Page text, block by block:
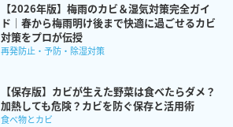
【2026年版】梅雨のカビ＆湿気対策完全ガイ
ド｜春から梅雨明け後まで快適に過ごせるカビ
対策をプロが伝授
再発防止・予防・除湿対策
【保存版】カビが生えた野菜は食べたらダメ？
加熱しても危険？カビを防ぐ保存と活用術
食べ物とカビ